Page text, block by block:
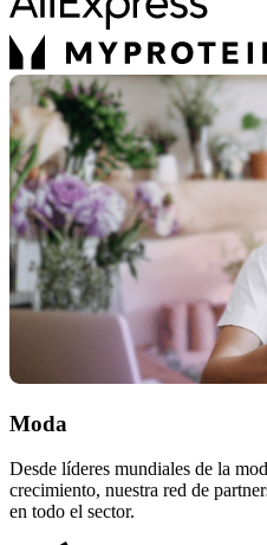
Moda
Desde líderes mundiales de la
crecimiento, nuestra red de
en todo el sector.